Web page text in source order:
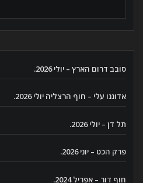
סובב דרום הארץ – יולי 2026.
אדוננו עלי – חוף הרצליה יולי 2026.
תל דן – יולי 2026.
פרק הכט – יוני 2026.
חוף דור – אפריל 2024.